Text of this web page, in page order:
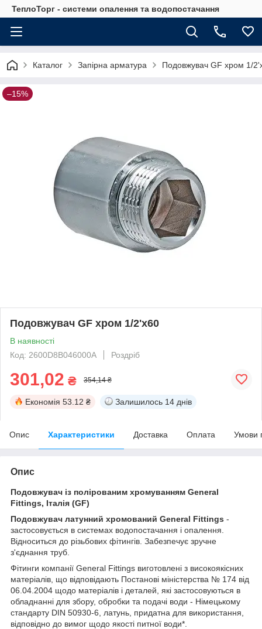
ТеплоТорг - системи опалення та водопостачання
Каталог Запірна арматура Подовжувач GF хром 1/
–15%
Подовжувач GF хром 1/2'х60
В наявності
Код: 2600D8B046000A
Роздріб
301,02 ₴ 354,14 ₴
Економія 53.12 ₴ Залишилось 14 днів
Опис Характеристики Доставка Оплата Умови
Опис
Подовжувач із полірованим хромуванням General
Fittings, Італія (GF)
Подовжувач латунний хромований General Fittings -
застосовується в системах водопостачання і опалення.
Відноситься до різьбових фітингів. Забезпечує зручне
з'єднання труб.
Фітинги компанії General Fittings виготовлені з високоякісних
матеріалів, що відповідають Постанові міністерства № 174 від
06.04.2004 щодо матеріалів і деталей, які застосовуються в
обладнанні для збору, обробки та подачі води - Німецькому
стандарту DIN 50930-6, латунь, придатна для використання,
відповідно до вимог щодо якості питної води*.